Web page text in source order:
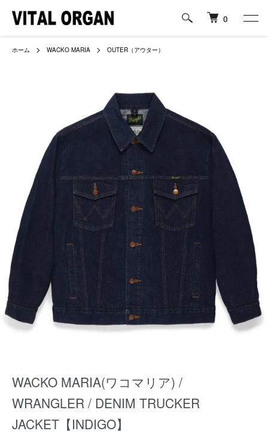
0
ホーム WACKO MARIA OUTER（アウター）
WACKO MARIA(ワコマリア) /
WRANGLER / DENIM TRUCKER
JACKET【INDIGO】